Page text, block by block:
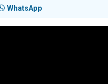
WhatsApp